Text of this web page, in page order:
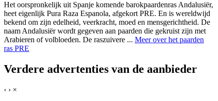
Het oorspronkelijk uit Spanje komende barokpaardenras Andalusiër,
heet eigenlijk Pura Raza Espanola, afgekort PRE. En is wereldwijd
bekend om zijn edelheid, veerkracht, moed en mensgerichtheid. De
naam Andalusiër wordt gegeven aan paarden die gekruist zijn met
Arabieren of volbloeden. De raszuivere ... Meer over het paarden
ras PRE
Verdere advertenties van de aanbieder
‹ › ×